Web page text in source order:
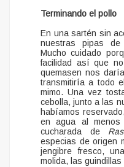
Terminando el pollo
En una sartén sin
nuestras pipas de
Mucho cuidado
facilidad así que
quemasen nos
transmitiría a todo
mimo. Una vez
cebolla, junto a las
habíamos
en agua al menos
cucharada de
especias de origen
jengibre fresco,
molida, las